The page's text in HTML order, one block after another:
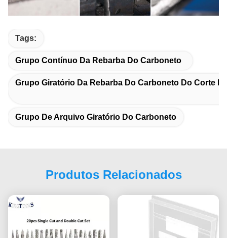
Tags:
Grupo Contínuo Da Rebarba Do Carboneto
Grupo Giratório Da Rebarba Do Carboneto Do Corte
Grupo De Arquivo Giratório Do Carboneto
Produtos Relacionados